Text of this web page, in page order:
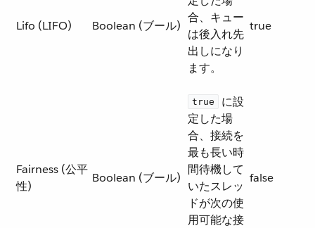
Lifo (LIFO) Boolean (ブール)
合、キュー
は後入れ先
出しになり
ます。
true
Fairness (公平
性)
Boolean (ブール)
true
​ に設
定した場
合、接続を
最も長い時
間待機して
いたスレッ
ドが次の使
用可能な接
false